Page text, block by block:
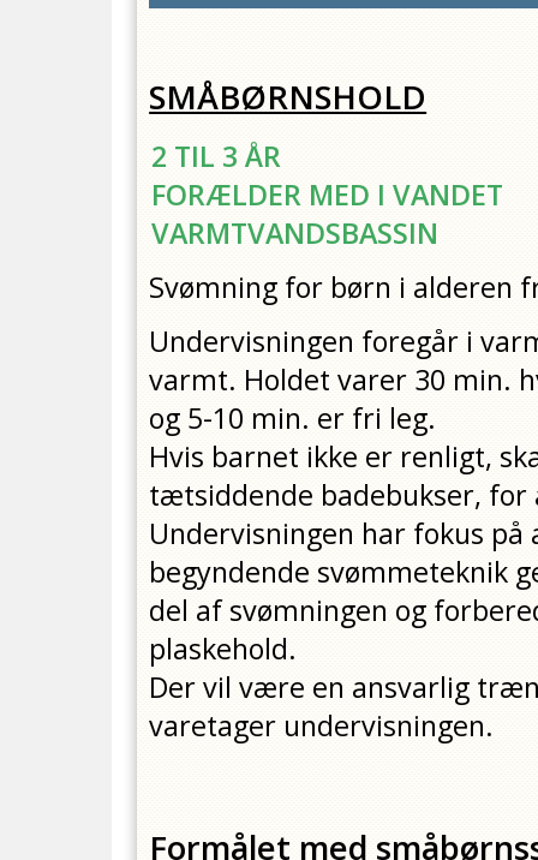
SMÅBØRNSHOLD
2 TIL 3 ÅR
FORÆLDER MED I VANDET
VARMTVANDSBASSIN
Svømning for børn i alderen
Undervisningen foregår i
varmt. Holdet varer 30 min.
og 5-10 min. er fri leg.
Hvis barnet ikke er renligt,
tætsiddende badebukser, for
Undervisningen har fokus
begyndende svømmeteknik
del af svømningen og
plaskehold.
Der vil være en ansvarlig
varetager undervisningen.
Formålet med